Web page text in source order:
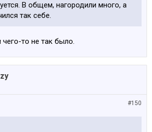
В общем, нагородили много, а
так себе.
то не так было.
#150